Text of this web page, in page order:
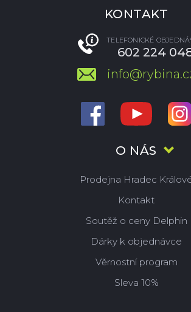
O NÁS
Prodejna Hradec
Kontakt
Soutěž o ceny Delphin
Dárky k objednávce
Věrnostní program
Sleva 10%
KONTAKT
TELEFONICKÉ
602 224